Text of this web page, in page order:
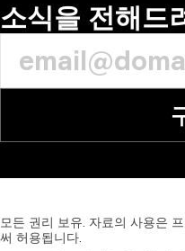
소식을 전해드
모든 권리 보유. 자료의 사용은
써 허용됩니다.